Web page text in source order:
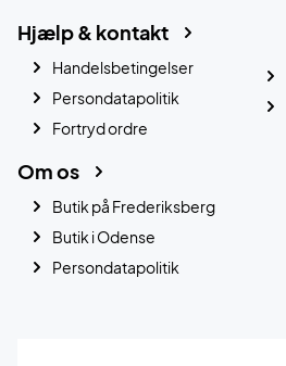
Hjælp & kontakt
Handelsbetingelser
Persondatapolitik
Fortryd ordre
Om os
Butik på Frederiksberg
Butik i Odense
Persondatapolitik